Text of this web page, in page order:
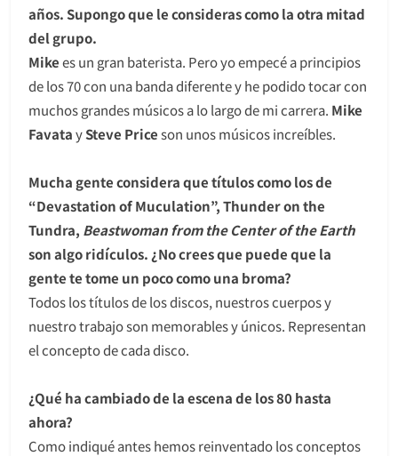
años. Supongo que le consideras como la otra mitad
del grupo.
Mikees un gran baterista. Pero yo empecé a principios
de los 70 con una banda diferente y he podido tocar con
muchos grandes músicos a lo largo de mi carrera. Mike
FavataySteve Priceson unos músicos increíbles.
Mucha gente considera que títulos como los de
“Devastation of Muculation”, Thunder on the
Tundra, Beastwoman from the Center of the Earth
son algo ridículos. ¿No crees que puede que la
gente te tome un poco como una broma?
Todos los títulos de los discos, nuestros cuerpos y
nuestro trabajo son memorables y únicos. Representan
el concepto de cada disco.
¿Qué ha cambiado de la escena de los 80 hasta
ahora?
Como indiqué antes hemos reinventado los conceptos